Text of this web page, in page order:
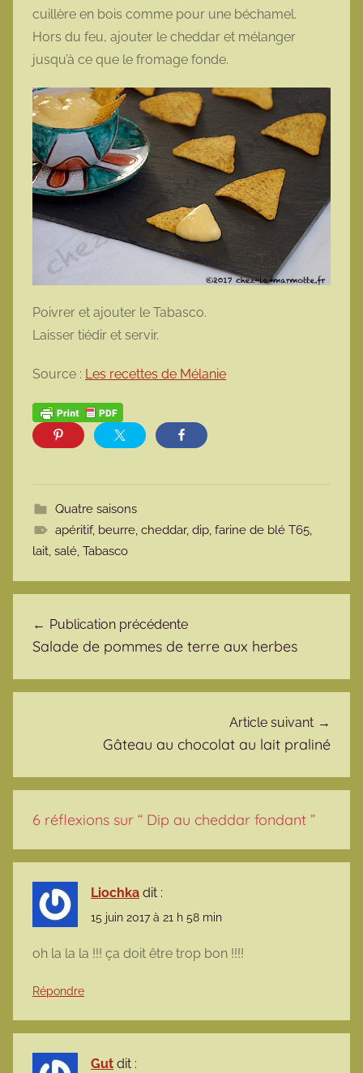
cuillère en bois comme pour une béchamel.
Hors du feu, ajouter le cheddar et mélanger
jusqu’à ce que le fromage fonde.
Poivrer et ajouter le Tabasco.
Laisser tiédir et servir.
Source : Les recettes de Mélanie
Quatre saisons
apéritif, beurre, cheddar, dip, farine de blé T65,
lait, salé, Tabasco
Publication précédente
Salade de pommes de terre aux herbes
Article suivant
Gâteau au chocolat au lait praliné
6 réflexions sur “ Dip au cheddar fondant ”
Liochka dit :
15 juin 2017 à 21 h 58 min
oh la la la !!! ça doit être trop bon !!!!
Répondre
Gut dit :